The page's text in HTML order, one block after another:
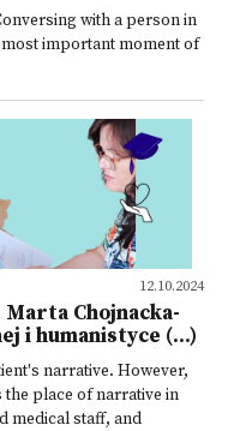
with a person in
important moment of
12.10.2024
Marta Chojnacka-
i humanistyce (...)
narrative. However,
the place of narrative in
medical staff, and